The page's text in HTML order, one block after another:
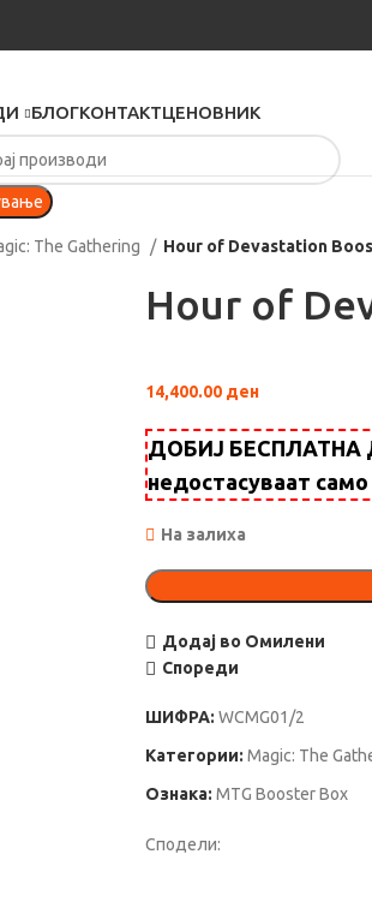
БЛОГКОНТАКТЦЕНОВНИК
Тhe Gathering Hour of Devastation
Hour of
14,400.00 ден
ДОБИЈ БЕСПЛАТНА
недостасуваат
На залиха
Додај во Омилени
Спореди
ШИФРА: WCMG01/2
Категории: Magic: Тhe
Ознака: MTG Booster Box
Сподели: